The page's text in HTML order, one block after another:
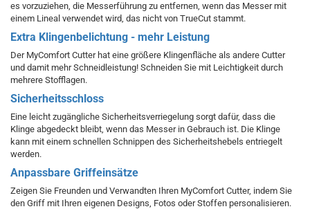
es vorzuziehen, die Messerführung zu entfernen, wenn das Messer mit
einem Lineal verwendet wird, das nicht von TrueCut stammt.
Extra Klingenbelichtung - mehr Leistung
Der MyComfort Cutter hat eine größere Klingenfläche als andere Cutter
und damit mehr Schneidleistung! Schneiden Sie mit Leichtigkeit durch
mehrere Stofflagen.
Sicherheitsschloss
Eine leicht zugängliche Sicherheitsverriegelung sorgt dafür, dass die
Klinge abgedeckt bleibt, wenn das Messer in Gebrauch ist. Die Klinge
kann mit einem schnellen Schnippen des Sicherheitshebels entriegelt
werden.
Anpassbare Griffeinsätze
Zeigen Sie Freunden und Verwandten Ihren MyComfort Cutter, indem Sie
den Griff mit Ihren eigenen Designs, Fotos oder Stoffen personalisieren.